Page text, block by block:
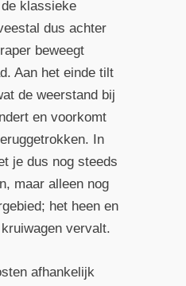
klassieke
dus achter
beweegt
Aan het einde tilt
de weerstand bij
en voorkomt
In
je dus nog steeds
maar alleen nog
het heen en
vervalt.
afhankelijk